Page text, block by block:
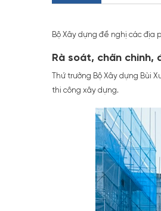
Bộ Xây dựng đề nghị các địa
Rà soát, chấn
Thứ trưởng Bộ Xây dựng Bùi
thi công xây dựng.